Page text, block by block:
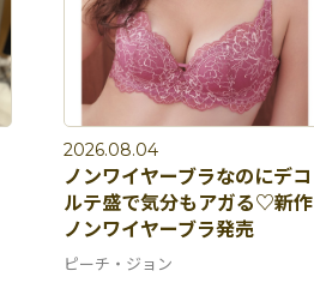
2026.08.04
ノンワイヤーブラなのにデコ
ルテ盛で気分もアガる♡新作
ノンワイヤーブラ発売
ピーチ・ジョン